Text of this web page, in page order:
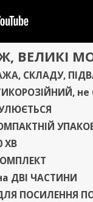
ВЕЛИКІ
, СКЛАДУ,
не
ХВ
ДВІ ЧАСТИНИ
ПОСИЛЕННЯ